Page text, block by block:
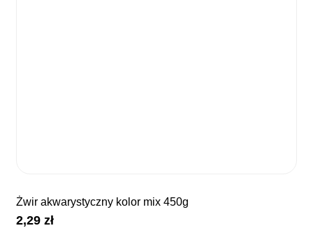
żwir akwarystyczny kolor mix 450g
2,29zł